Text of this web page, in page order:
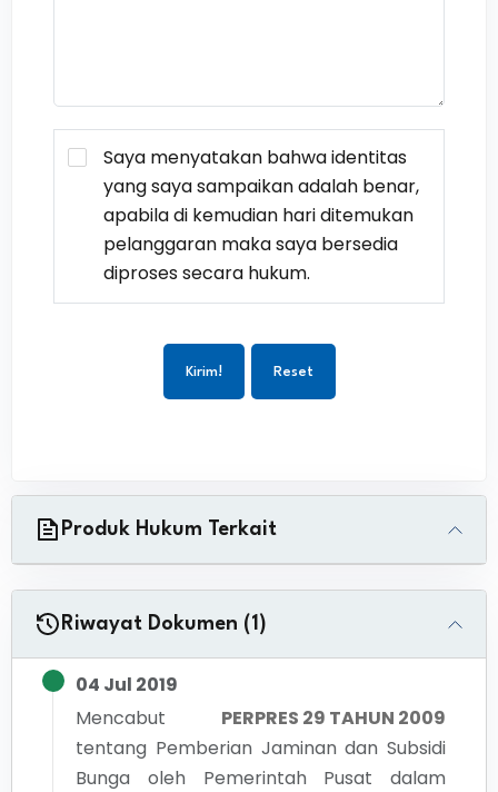
Saya menyatakan bahwa identitas
yang saya sampaikan adalah benar,
apabila di kemudian hari ditemukan
pelanggaran maka saya bersedia
diproses secara hukum.
Kirim! Reset
Produk Hukum Terkait
Riwayat Dokumen (1)
04 Jul 2019
Mencabut
PERPRES 29 TAHUN 2009
tentang Pemberian Jaminan dan Subsidi
Bunga oleh Pemerintah Pusat dalam